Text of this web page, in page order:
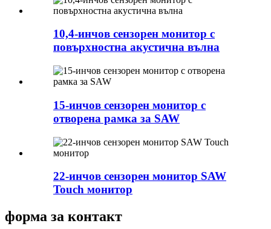
10,4-инчов сензорен монитор с
повърхностна акустична вълна
15-инчов сензорен монитор с
отворена рамка за SAW
22-инчов сензорен монитор SAW
Touch монитор
форма за контакт